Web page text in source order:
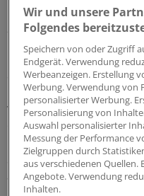
„Konterkarieren
Primärarztsystem?“
Sie riet aber dazu,
vorgeschaltet die
ermöglichen:
Umsetzung eines
Situation, in der die
ausgedünnt ist?“ Sie
Wir und unsere
Folgendes
Speichern von oder Zugriff
Endgerät. Verwendung
Werbeanzeigen. Erstellung
Werbung. Verwendung von
personalisierter Werbung.
Personalisierung von
Auswahl personalisierter
Messung der Performance
Zielgruppen durch
aus verschiedenen Quellen.
Angebote. Verwendung
Inhalten.